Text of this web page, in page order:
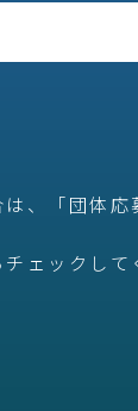
、「団体
ェックして